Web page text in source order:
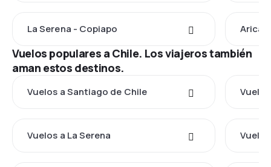
La Serena - Copiapo Arica
Vuelos populares a Chile. Los viajeros también
aman estos destinos.
Vuelos a Santiago de Chile
Vuelos a La Serena